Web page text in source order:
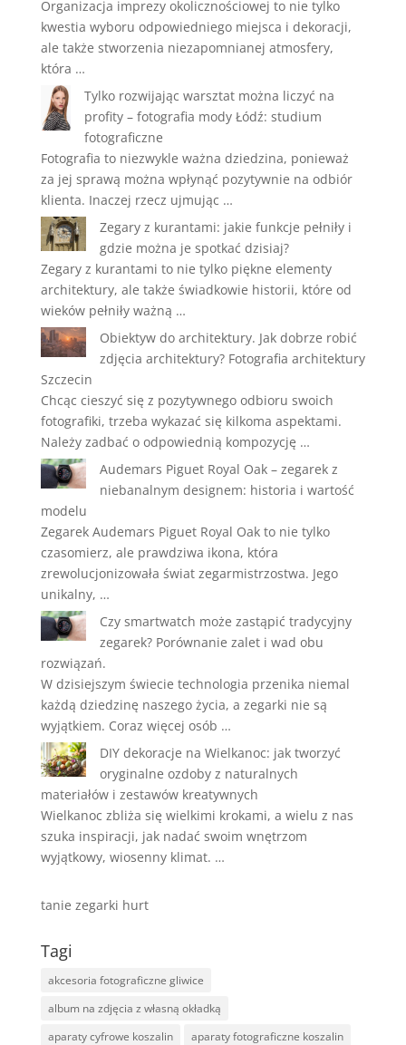
Organizacja imprezy okolicznościowej to nie tylko
kwestia wyboru odpowiedniego miejsca i dekoracji,
ale także stworzenia niezapomnianej atmosfery,
która …
Tylko rozwijając warsztat można liczyć na
profity – fotografia mody Łódź: studium
fotograficzne
Fotografia to niezwykle ważna dziedzina, ponieważ
za jej sprawą można wpłynąć pozytywnie na odbiór
klienta. Inaczej rzecz ujmując …
Zegary z kurantami: jakie funkcje pełniły i
gdzie można je spotkać dzisiaj?
Zegary z kurantami to nie tylko piękne elementy
architektury, ale także świadkowie historii, które od
wieków pełniły ważną …
Obiektyw do architektury. Jak dobrze robić
zdjęcia architektury? Fotografia architektury
Szczecin
Chcąc cieszyć się z pozytywnego odbioru swoich
fotografiki, trzeba wykazać się kilkoma aspektami.
Należy zadbać o odpowiednią kompozycję …
Audemars Piguet Royal Oak – zegarek z
niebanalnym designem: historia i wartość
modelu
Zegarek Audemars Piguet Royal Oak to nie tylko
czasomierz, ale prawdziwa ikona, która
zrewolucjonizowała świat zegarmistrzostwa. Jego
unikalny, …
Czy smartwatch może zastąpić tradycyjny
zegarek? Porównanie zalet i wad obu
rozwiązań.
W dzisiejszym świecie technologia przenika niemal
każdą dziedzinę naszego życia, a zegarki nie są
wyjątkiem. Coraz więcej osób …
DIY dekoracje na Wielkanoc: jak tworzyć
oryginalne ozdoby z naturalnych
materiałów i zestawów kreatywnych
Wielkanoc zbliża się wielkimi krokami, a wielu z nas
szuka inspiracji, jak nadać swoim wnętrzom
wyjątkowy, wiosenny klimat. …
tanie zegarki hurt
Tagi
akcesoria fotograficzne gliwice
album na zdjęcia z własną okładką
aparaty cyfrowe koszalin
aparaty fotograficzne koszalin